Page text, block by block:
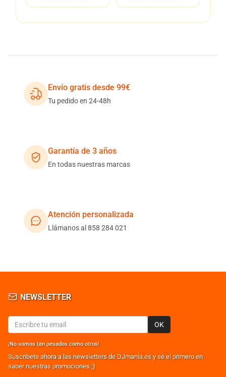
Envío gratis desde 99€
Tu pedido en 24-48h
Garantía de 3 años
En todas nuestras marcas
Atención personalizada
Llámanos al 858 284 021
NEWSLETTER
OK
¡No somos tan pesados como otros!
Suscribete ahora a las newsletters de DJmania.es y sé el primero en
saber nuestras promociones ;)